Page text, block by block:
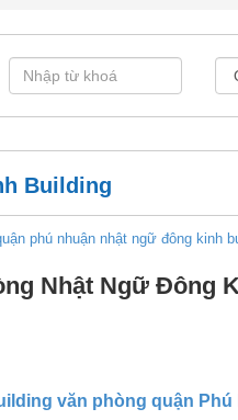
Building
phú nhuận nhật ngữ đông kinh
Nhật Ngữ Đông
văn phòng quận Phú